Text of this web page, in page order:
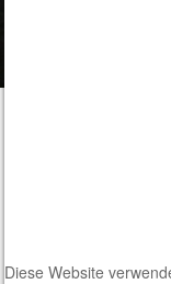
Diese Website